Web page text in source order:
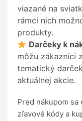
viazané na
rámci nich
produkty.
Darčeky k
môžu zákazníci
tematický
aktuálnej akcie.
Pred nákupom
zľavové kódy a